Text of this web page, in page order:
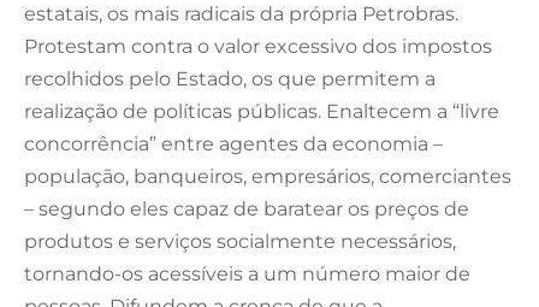
estatais, os mais radicais da própria Petrobras.
Protestam contra o valor excessivo dos impostos
recolhidos pelo Estado, os que permitem a
realização de políticas públicas. Enaltecem a “livre
concorrência” entre agentes da economia –
população, banqueiros, empresários, comerciantes
– segundo eles capaz de baratear os preços de
produtos e serviços socialmente necessários,
tornando-os acessíveis a um número maior de